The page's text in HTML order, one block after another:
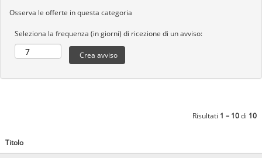
Osserva le offerte in questa categoria
Seleziona la frequenza (in giorni) di ricezione di un avviso:
Risultati 1 – 10di 10
Titolo